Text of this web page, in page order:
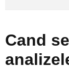
Cand